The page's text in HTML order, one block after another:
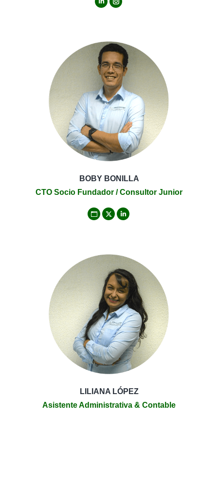
LinkedinInstagram
BOBY BONILLA
CTO Socio Fundador / Consultor Junior
Blog
sitio
X Linkedin
LILIANA LÓPEZ
Asistente Administrativa & Contable